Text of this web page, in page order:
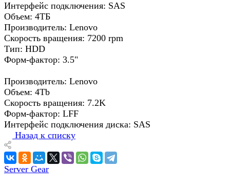
Интерфейс подключения: SAS
Объем: 4ТБ
Производитель: Lenovo
Скорость вращения: 7200 rpm
Тип: HDD
Форм-фактор: 3.5"
Производитель: Lenovo
Объем: 4Tb
Скорость вращения: 7.2K
Форм-фактор: LFF
Интерфейс подключения диска: SAS
Назад к списку
Server Gear